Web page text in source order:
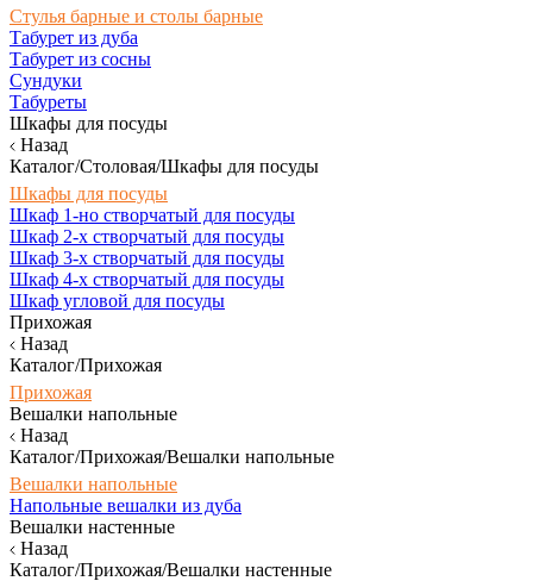
Стулья барные и столы барные
Табурет из дуба
Табурет из сосны
Сундуки
Табуреты
Шкафы для посуды
Назад
Каталог/Столовая/Шкафы для посуды
Шкафы для посуды
Шкаф 1-но створчатый для посуды
Шкаф 2-х створчатый для посуды
Шкаф 3-х створчатый для посуды
Шкаф 4-х створчатый для посуды
Шкаф угловой для посуды
Прихожая
Назад
Каталог/Прихожая
Прихожая
Вешалки напольные
Назад
Каталог/Прихожая/Вешалки напольные
Вешалки напольные
Напольные вешалки из дуба
Вешалки настенные
Назад
Каталог/Прихожая/Вешалки настенные